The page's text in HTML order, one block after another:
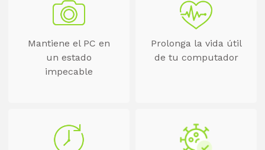
Mantiene el PC en
un estado
impecable
Prolonga la vida útil
de tu computador